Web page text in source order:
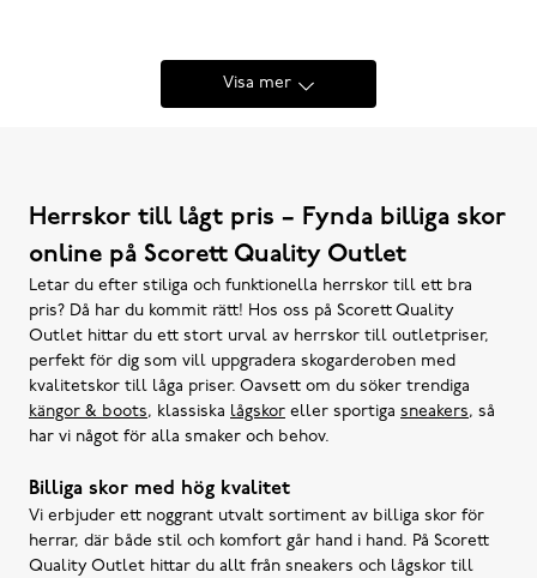
Visa mer
Herrskor till lågt pris – Fynda billiga skor
online på Scorett Quality Outlet
Letar du efter stiliga och funktionella herrskor till ett bra
pris? Då har du kommit rätt! Hos oss på Scorett Quality
Outlet hittar du ett stort urval av herrskor till outletpriser,
perfekt för dig som vill uppgradera skogarderoben med
kvalitetskor till låga priser. Oavsett om du söker trendiga
kängor & boots, klassiska lågskor eller sportiga sneakers, så
har vi något för alla smaker och behov.
Billiga skor med hög kvalitet
Vi erbjuder ett noggrant utvalt sortiment av billiga skor för
herrar, där både stil och komfort går hand i hand. På Scorett
Quality Outlet hittar du allt från sneakers och lågskor till